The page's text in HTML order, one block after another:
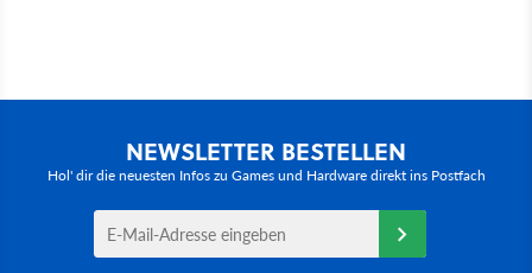
NEWSLETTER BESTELLEN
Hol' dir die neuesten Infos zu Games und Hardware direkt ins Postfach